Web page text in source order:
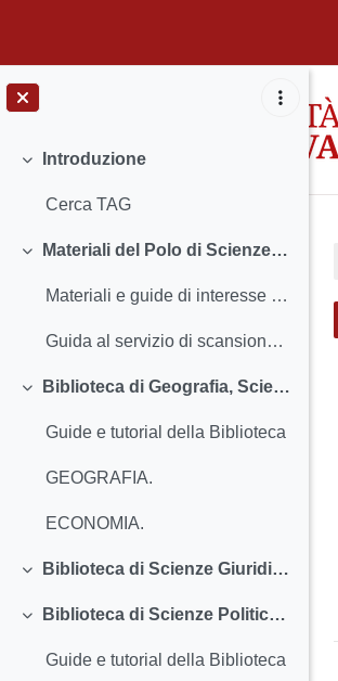
Minimizza
Introduzione
Cerca TAG
Minimizza
Materiali del Polo di Scienze Sociali
Materiali e guide di interesse per tutte le biblioteche del Polo
Guida al servizio di scansione, copia e stampa con PaperCut
Minimizza
Biblioteca di Geografia, Scienze Economiche e Aziendali ed Emeroteca di Ca' Borin
Guide e tutorial della Biblioteca
GEOGRAFIA.
ECONOMIA.
Minimizza
Biblioteca di Scienze Giuridiche "Ruggero Meneghelli"
Minimizza
Biblioteca di Scienze Politiche "Ettore Anchieri"
Guide e tutorial della Biblioteca